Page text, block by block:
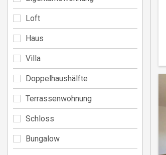
Loft
Haus
Villa
Doppelhaushälfte
Terrassenwohnung
Schloss
Bungalow